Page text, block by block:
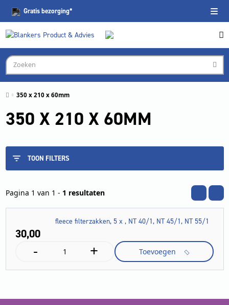
Gratisbezorging*
350 x 210 x 60mm
350 X 210 X 60MM
TOON FILTERS
Pagina 1 van 1 - 1 resultaten
30,00
fleece filterzakken, 5 x , NT 40/1, NT 45/1, NT 55/1
-
fleece
5
NT
+ Toevoegen